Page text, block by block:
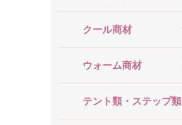
クール商材
ウォーム商材
テント類・ステップ類